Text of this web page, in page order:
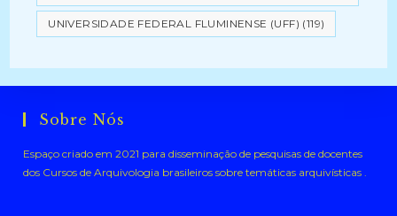
UNIVERSIDADE FEDERAL FLUMINENSE (UFF) (119)
Sobre Nós
Espaço criado em 2021 para disseminação de pesquisas de docentes
dos Cursos de Arquivologia brasileiros sobre temáticas arquivísticas .